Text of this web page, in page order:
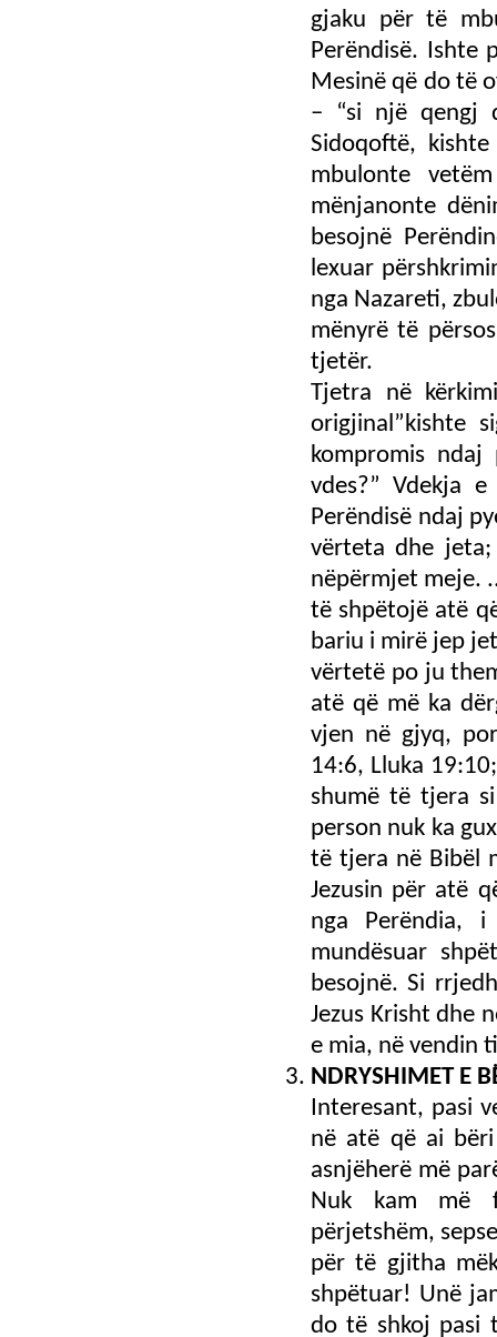
gjaku për të
Perëndisë. Ishte
Mesinë që do të
– “si një qengj
Sidoqoftë,
mbulonte
mënjanonte
besojnë
lexuar
nga Nazareti,
mënyrë të
tjetër.
Tjetra në
origjinal”kishte
kompromis
vdes?” Vdekja
Perëndisë ndaj
vërteta dhe
nëpërmjet meje.
të shpëtojë atë
bariu i mirë jep
vërtetë po ju
atë që më ka
vjen në gjyq,
14:6, Lluka
shumë të tjera
person nuk ka
të tjera në Bibël
Jezusin për atë
nga Perëndia,
mundësuar
besojnë. Si
Jezus Krisht dhe
e mia, në vendin
NDRYSHIMET E
Interesant, pasi
në atë që ai
asnjëherë më
Nuk kam më
përjetshëm,
për të gjitha
shpëtuar! Unë
do të shkoj pasi